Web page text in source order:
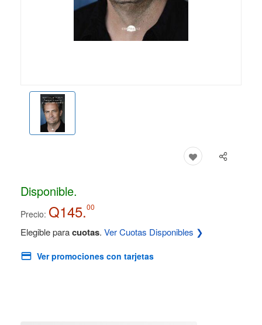
Disponible.
Precio: Q145.00
Elegible paracuotas. Ver Cuotas Disponibles ❯
Ver promociones con tarjetas